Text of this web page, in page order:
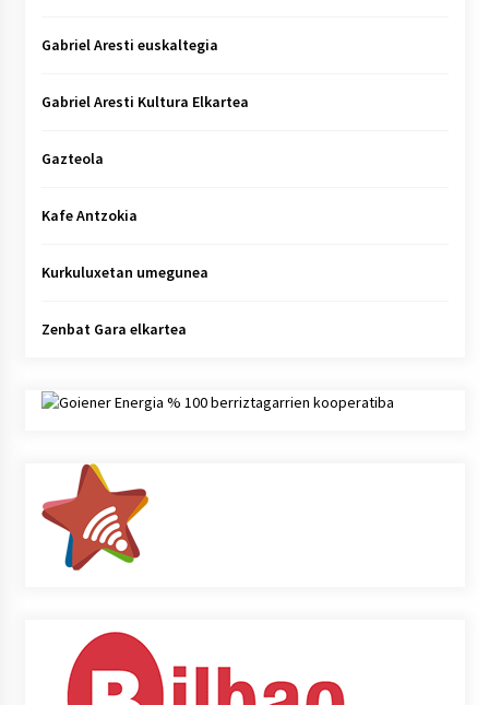
Gabriel Aresti euskaltegia
Gabriel Aresti Kultura Elkartea
Gazteola
Kafe Antzokia
Kurkuluxetan umegunea
Zenbat Gara elkartea